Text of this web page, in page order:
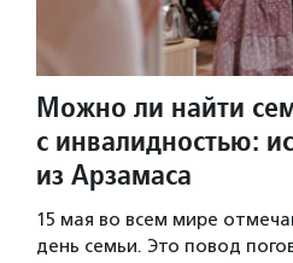
Можно ли найти
с инвалидностью:
из Арзамаса
15 мая во всем мире
день семьи. Это повод